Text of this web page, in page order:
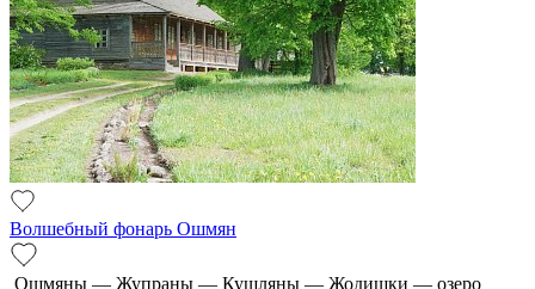
Волшебный фонарь Ошмян
Ошмяны — Жупраны — Кушляны — Жодишки — озеро